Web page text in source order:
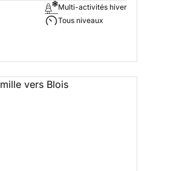
Multi-activités hiver
Tous niveaux